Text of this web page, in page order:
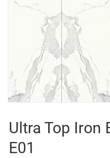
Ultra Top Iron
E01